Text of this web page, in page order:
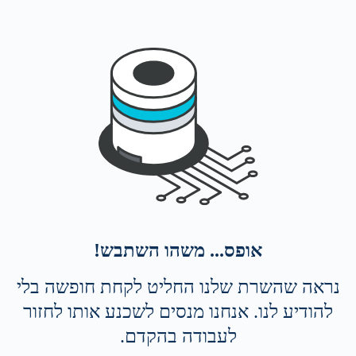
אופס... משהו השתבש!
נראה שהשרת שלנו החליט לקחת חופשה בלי
להודיע לנו. אנחנו מנסים לשכנע אותו לחזור
לעבודה בהקדם.